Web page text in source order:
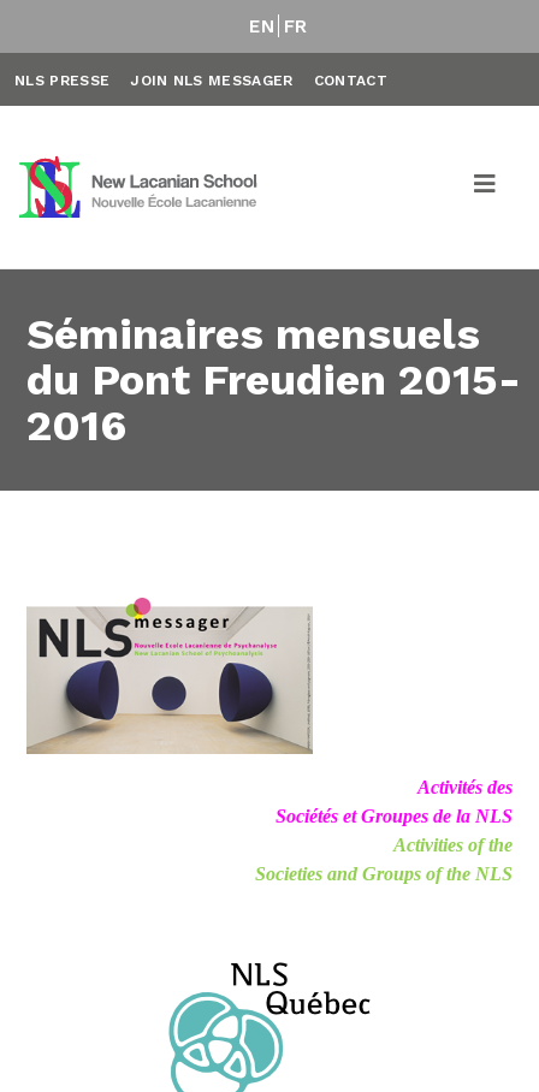
EN FR
NLS PRESSE JOIN NLS MESSAGER CONTACT
Séminaires mensuels
du Pont Freudien 2015-
2016
Activités des
Sociétés et Groupes de la NLS
Activities of the
Societies and Groups of the NLS